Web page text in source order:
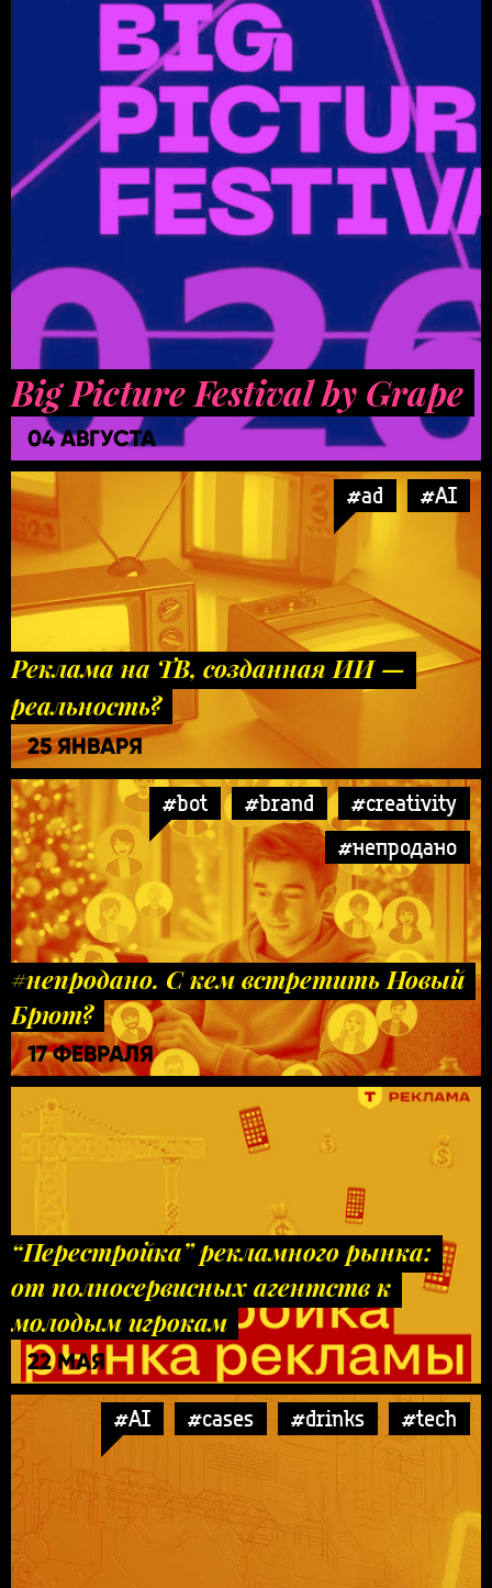
Big Picture Festival by Grape
04 АВГУСТА
#ad #AI
Реклама на ТВ, созданная ИИ —
реальность?
25 ЯНВАРЯ
#bot #brand
#creativity
#непродано
#непродано. С кем встретить Новый
Брют?
17 ФЕВРАЛЯ
“Перестройка” рекламного рынка:
от полносервисных агентств к
молодым игрокам
22 МАЯ
#AI #cases #drinks #tech